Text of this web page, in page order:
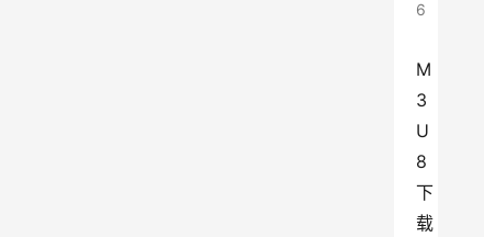
6
M
3
U
8
下
载